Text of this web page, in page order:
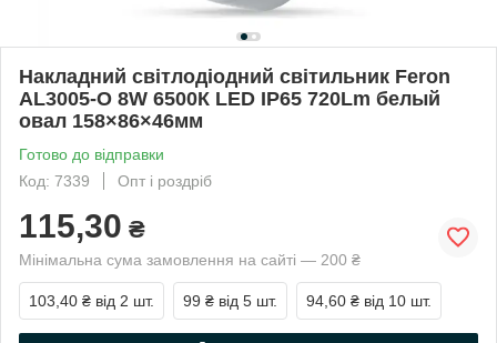
Накладний світлодіодний світильник Feron
AL3005-O 8W 6500К LED IP65 720Lm белый
овал 158×86×46мм
Готово до відправки
Код: 7339
Опт і роздріб
115,30 ₴
Мінімальна сума замовлення на сайті — 200 ₴
103,40 ₴ від 2 шт. 99 ₴ від 5 шт. 94,60 ₴ від 10 шт.